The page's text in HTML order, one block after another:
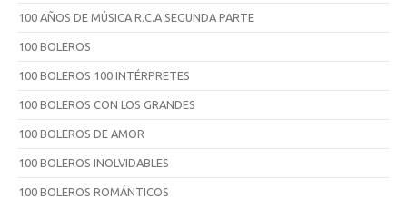
100 AÑOS DE MÚSICA R.C.A SEGUNDA PARTE
100 BOLEROS
100 BOLEROS 100 INTÉRPRETES
100 BOLEROS CON LOS GRANDES
100 BOLEROS DE AMOR
100 BOLEROS INOLVIDABLES
100 BOLEROS ROMÁNTICOS